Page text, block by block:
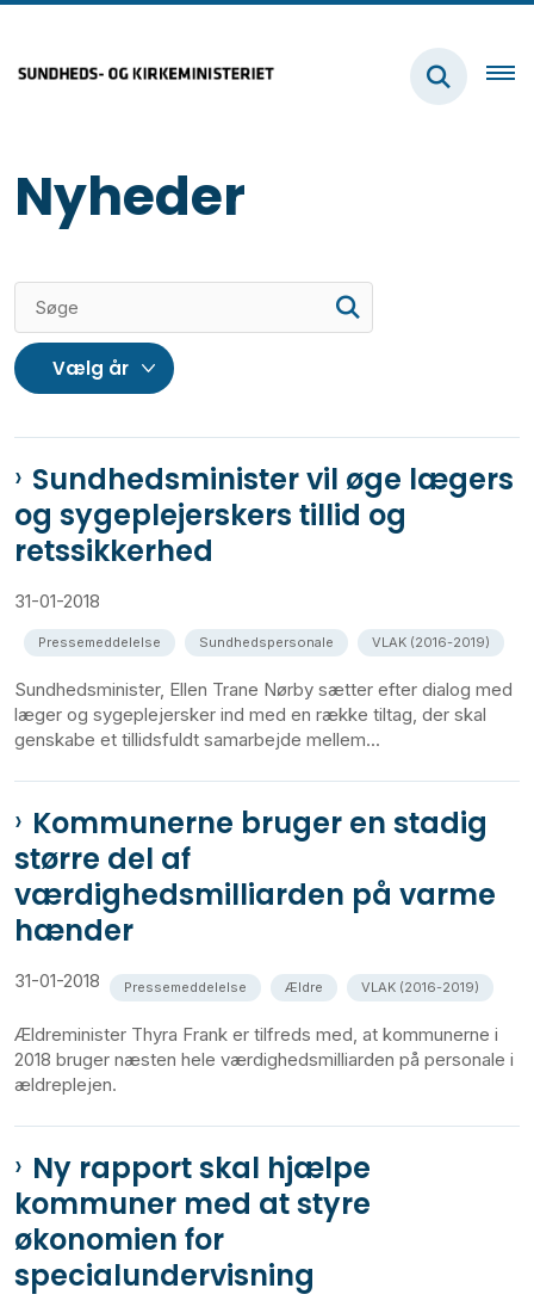
Nyheder
Sundhedsminister vil øge lægers
og sygeplejerskers tillid og
retssikkerhed
31-01-2018
Pressemeddelelse Sundhedspersonale VLAK (2016-2019)
Sundhedsminister, Ellen Trane Nørby sætter efter dialog med
læger og sygeplejersker ind med en række tiltag, der skal
genskabe et tillidsfuldt samarbejde mellem...
Kommunerne bruger en stadig
større del af
værdighedsmilliarden på varme
hænder
31-01-2018 Pressemeddelelse Ældre VLAK (2016-2019)
Ældreminister Thyra Frank er tilfreds med, at kommunerne i
2018 bruger næsten hele værdighedsmilliarden på personale i
ældreplejen.
Ny rapport skal hjælpe
kommuner med at styre
økonomien for
specialundervisning